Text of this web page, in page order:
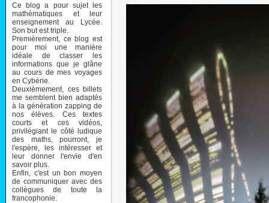
Ce blog a pour sujet les
mathématiques et leur
enseignement au Lycée.
Son but est triple.
Premièrement, ce blog est
pour moi une manière
idéale de classer les
informations que je glâne
au cours de mes voyages
en Cybérie.
Deuxièmement, ces billets
me semblent bien adaptés
à la génération zapping de
nos élèves. Ces textes
courts et ces vidéos,
privilégiant le côté ludique
des maths, pourront, je
l'espère, les intéresser et
leur donner l'envie d'en
savoir plus.
Enfin, c'est un bon moyen
de communiquer avec des
collègues de toute la
francophonie.